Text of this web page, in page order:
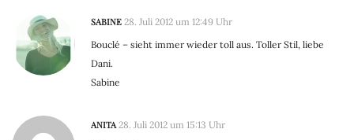
SABINE 28. Juli 2012 um 12:49 Uhr
Bouclé – sieht immer wieder toll aus. Toller Stil, liebe
Dani.
Sabine
ANITA 28. Juli 2012 um 15:13 Uhr